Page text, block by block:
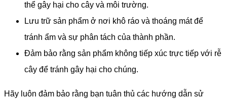
thể gây hại cho cây và môi trường.
Lưu trữ sản phẩm ở nơi khô ráo và thoáng mát để
tránh ẩm và sự phân tách của thành phần.
Đảm bảo rằng sản phẩm không tiếp xúc trực tiếp với rễ
cây để tránh gây hại cho chúng.
Hãy luôn đảm bảo rằng bạn tuân thủ các hướng dẫn sử